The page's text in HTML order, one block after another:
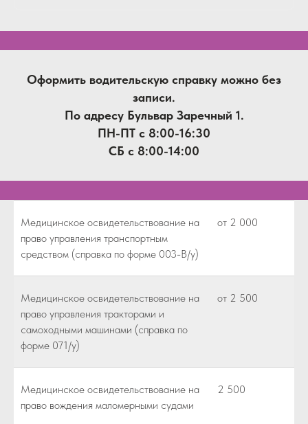
Оформить водительскую справку можно без
записи.
По адресу Бульвар Заречный 1.
ПН-ПТ с 8:00-16:30
СБ с 8:00-14:00
Медицинское освидетельствование на
право управления транспортным
средством (справка по форме 003-В/у)
от 2 000
Медицинское освидетельствование на
право управления тракторами и
самоходными машинами (справка по
форме 071/у)
от 2 500
Медицинское освидетельствование на
право вождения маломерными судами
2 500